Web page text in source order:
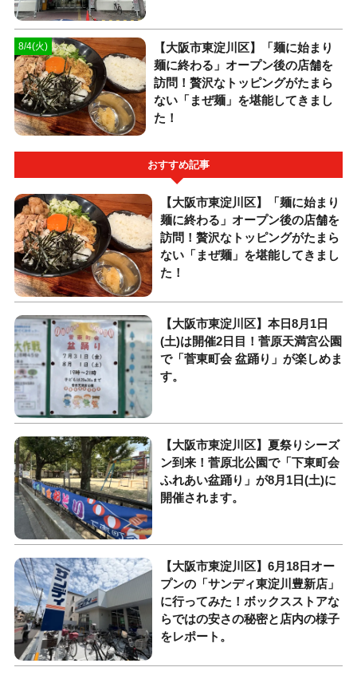
8/4(火)
【大阪市東淀川区】「麺に始まり
麺に終わる」オープン後の店舗を
訪問！贅沢なトッピングがたまら
ない「まぜ麺」を堪能してきまし
た！
おすすめ記事
【大阪市東淀川区】「麺に始まり
麺に終わる」オープン後の店舗を
訪問！贅沢なトッピングがたまら
ない「まぜ麺」を堪能してきまし
た！
【大阪市東淀川区】本日8月1日
(土)は開催2日目！菅原天満宮公園
で「菅東町会 盆踊り」が楽しめま
す。
【大阪市東淀川区】夏祭りシーズ
ン到来！菅原北公園で「下東町会
ふれあい盆踊り」が8月1日(土)に
開催されます。
【大阪市東淀川区】6月18日オー
プンの「サンディ東淀川豊新店」
に行ってみた！ボックスストアな
らではの安さの秘密と店内の様子
をレポート。